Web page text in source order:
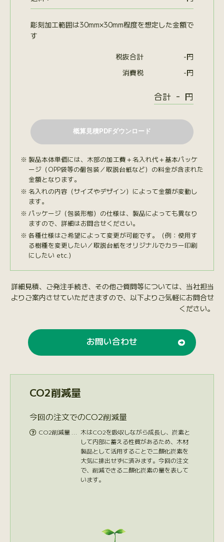
彫刻加工範囲は30mm×30mm程度を想定した金額で
す
税抜合計 -円
消費税
-円
合計 - 円
製品本体単価には、木部の加工費＋名入れ代＋基本パッケ
ージ（OPP袋等の個包装／取説台紙など）の料金が含まれた
金額となります。
名入れの内容（サイズやデザイン）によって金額が変動し
ます。
パッケージ（包装形態）の仕様は、製品によっても異なり
ますので、詳細はお問合せください。
各種仕様はご希望によって変更が可能です。（例：使用す
る樹種を変更したい／取説台紙をオリジナルでカラー印刷
にしたい etc.）
詳細見積、ご発注手続き、その他ご質問等については、当社担当
よりご案内させていただきますので、以下よりご気軽にお問合せ
ください。
お問い合わせ
CO2削減量
今回の注文でのCO2削減量
 CO2削減量 …
木はCO2を吸収しながら成長し、炭素と
して内部に蓄える性質があるため、木材
製品として活用することで二酸化炭素を
大気に排出せずに済みます。今回の注文
で、削減できる二酸化炭素の量を表して
います。